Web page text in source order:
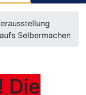
Selbermachen
Die